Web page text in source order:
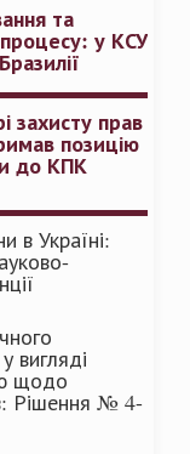
та
процесу: у КСУ
захисту прав
позицію
до КПК
в Україні:
вигляді
щодо
Рішення № 4-